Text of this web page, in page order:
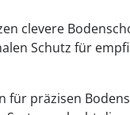
clevere
Schutz für
für präzisen